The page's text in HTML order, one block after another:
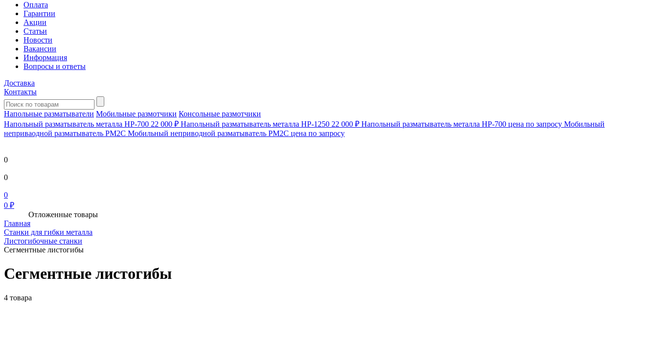
Оплата
Гарантии
Акции
Статьи
Новости
Вакансии
Информация
Вопросы и ответы
Доставка
Контакты
Напольные разматыватели Мобильные размотчики Консольные размотчики
Напольный разматыватель металла HP-700 22 000 ₽ Напольный разматыватель металла HP-1250 22 000 ₽ Напольный разматыватель металла HP-700 цена по запросу Мобильный
непривaодной разматыватель РМ2С Мобильный неприводной разматыватель РМ2С цена по запросу
0
0
0
0 ₽
Отложенные товары
Главная
Станки для гибки металла
Листогибочные станки
Сегментные листогибы
Сегментные листогибы
4 товара